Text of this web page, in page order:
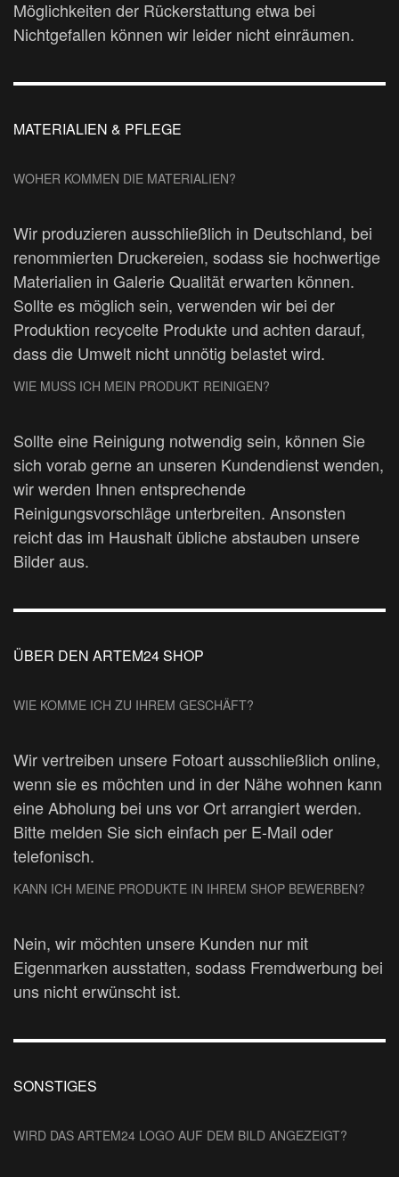
Möglichkeiten der Rückerstattung etwa bei
Nichtgefallen können wir leider nicht einräumen.
MATERIALIEN & PFLEGE
WOHER KOMMEN DIE MATERIALIEN?
Wir produzieren ausschließlich in Deutschland, bei
renommierten Druckereien, sodass sie hochwertige
Materialien in Galerie Qualität erwarten können.
Sollte es möglich sein, verwenden wir bei der
Produktion recycelte Produkte und achten darauf,
dass die Umwelt nicht unnötig belastet wird.
WIE MUSS ICH MEIN PRODUKT REINIGEN?
Sollte eine Reinigung notwendig sein, können Sie
sich vorab gerne an unseren Kundendienst wenden,
wir werden Ihnen entsprechende
Reinigungsvorschläge unterbreiten. Ansonsten
reicht das im Haushalt übliche abstauben unsere
Bilder aus.
ÜBER DEN ARTEM24 SHOP
WIE KOMME ICH ZU IHREM GESCHÄFT?
Wir vertreiben unsere Fotoart ausschließlich online,
wenn sie es möchten und in der Nähe wohnen kann
eine Abholung bei uns vor Ort arrangiert werden.
Bitte melden Sie sich einfach per E-Mail oder
telefonisch.
KANN ICH MEINE PRODUKTE IN IHREM SHOP BEWERBEN?
Nein, wir möchten unsere Kunden nur mit
Eigenmarken ausstatten, sodass Fremdwerbung bei
uns nicht erwünscht ist.
SONSTIGES
WIRD DAS ARTEM24 LOGO AUF DEM BILD ANGEZEIGT?